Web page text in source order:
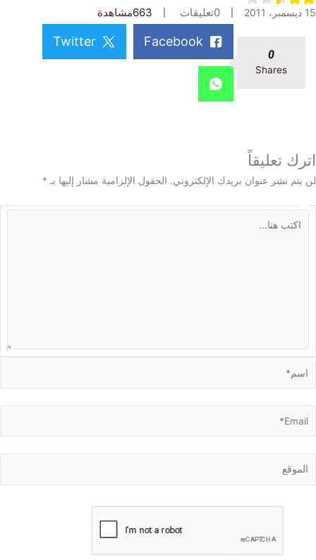
0 تعليقات 663مشاهدة
Shares
Facebook
Twitter
تعليقاً
نشر عنوان بريدك الإلكتروني. الحقول الإلزامية مشار إليها بـ*